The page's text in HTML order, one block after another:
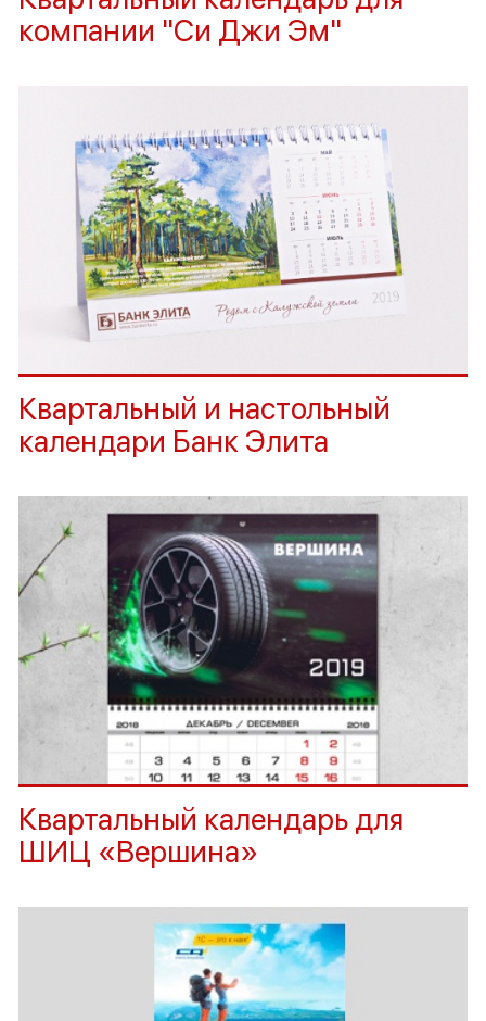
компании "Си Джи Эм"
Квартальный и настольный
календари Банк Элита
Квартальный календарь для
ШИЦ «Вершина»